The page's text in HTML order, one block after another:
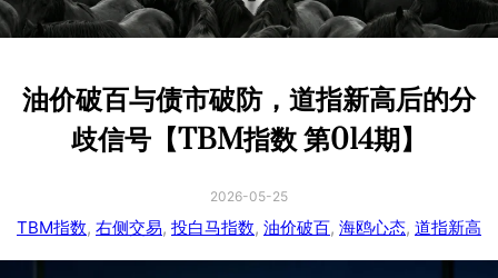
油价破百与债市破防，道指新高后的分
歧信号【TBM指数 第014期】
2026-05-25
TBM指数, 右侧交易, 投白马指数, 油价破百, 海鸥心态, 道指新高